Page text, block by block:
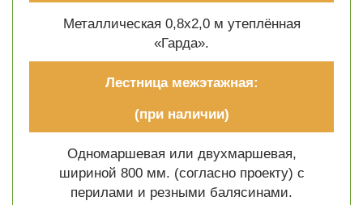
Металлическая 0,8х2,0 м утеплённая
«Гарда».
Лестница межэтажная:
(при наличии)
Одномаршевая или двухмаршевая,
шириной 800 мм. (согласно проекту) с
перилами и резными балясинами.